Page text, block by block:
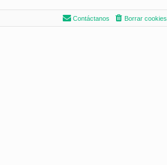
Borrar cookies
Contáctanos